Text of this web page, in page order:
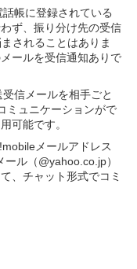
帳に登録されている
ず、振り分け先の受信
されることはありま
ールを受信通知ありで
信メールを相手ごと
ミュニケーションがで
可能です。
メールアドレス
ル（@yahoo.co.jp）
、チャット形式でコミ